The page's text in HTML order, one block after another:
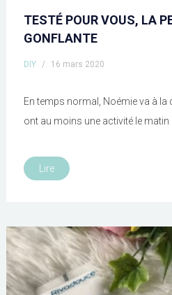
TESTÉ POUR VOUS, LA
GONFLANTE
DIY / 16 mars 2020
En temps normal, Noémie va à la
ont au moins une activité le matin
Lire